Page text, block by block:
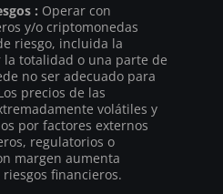
: Operar con
y/o criptomonedas
riesgo, incluida la
totalidad o una parte de
no ser adecuado para
precios de las
volátiles y
por factores externos
regulatorios o
margen aumenta
financieros.